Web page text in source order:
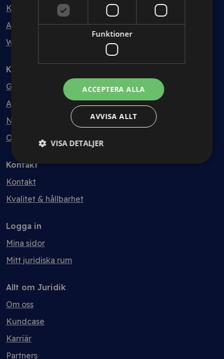
Kurspaket
Abonnemang
Webbinarium
Kunskapsbank
Guider
Avtalsmallar
Nyheter
Ordlista
Kontakt
Kontakt
Kvalitet & hållbarhet
Logga in
Mina sidor
Mitt juridiska rum
Allt om Juridik
Om oss
Kundcase
Karriär
Partners
Funktioner
ACCEPTERA ALLA
AVVISA ALLT
VISA DETALJER